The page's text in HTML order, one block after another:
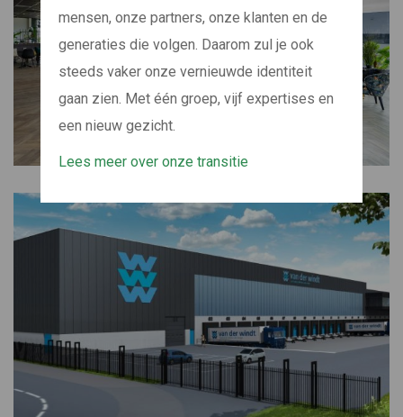
mensen, onze partners, onze klanten en de
generaties die volgen. Daarom zul je ook
steeds vaker onze vernieuwde identiteit
gaan zien. Met één groep, vijf expertises en
een nieuw gezicht.
Lees meer over onze transitie